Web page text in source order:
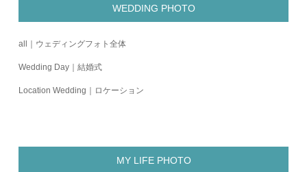
WEDDING PHOTO
all｜ウェディングフォト全体
Wedding Day｜結婚式
Location Wedding｜ロケーション
MY LIFE PHOTO